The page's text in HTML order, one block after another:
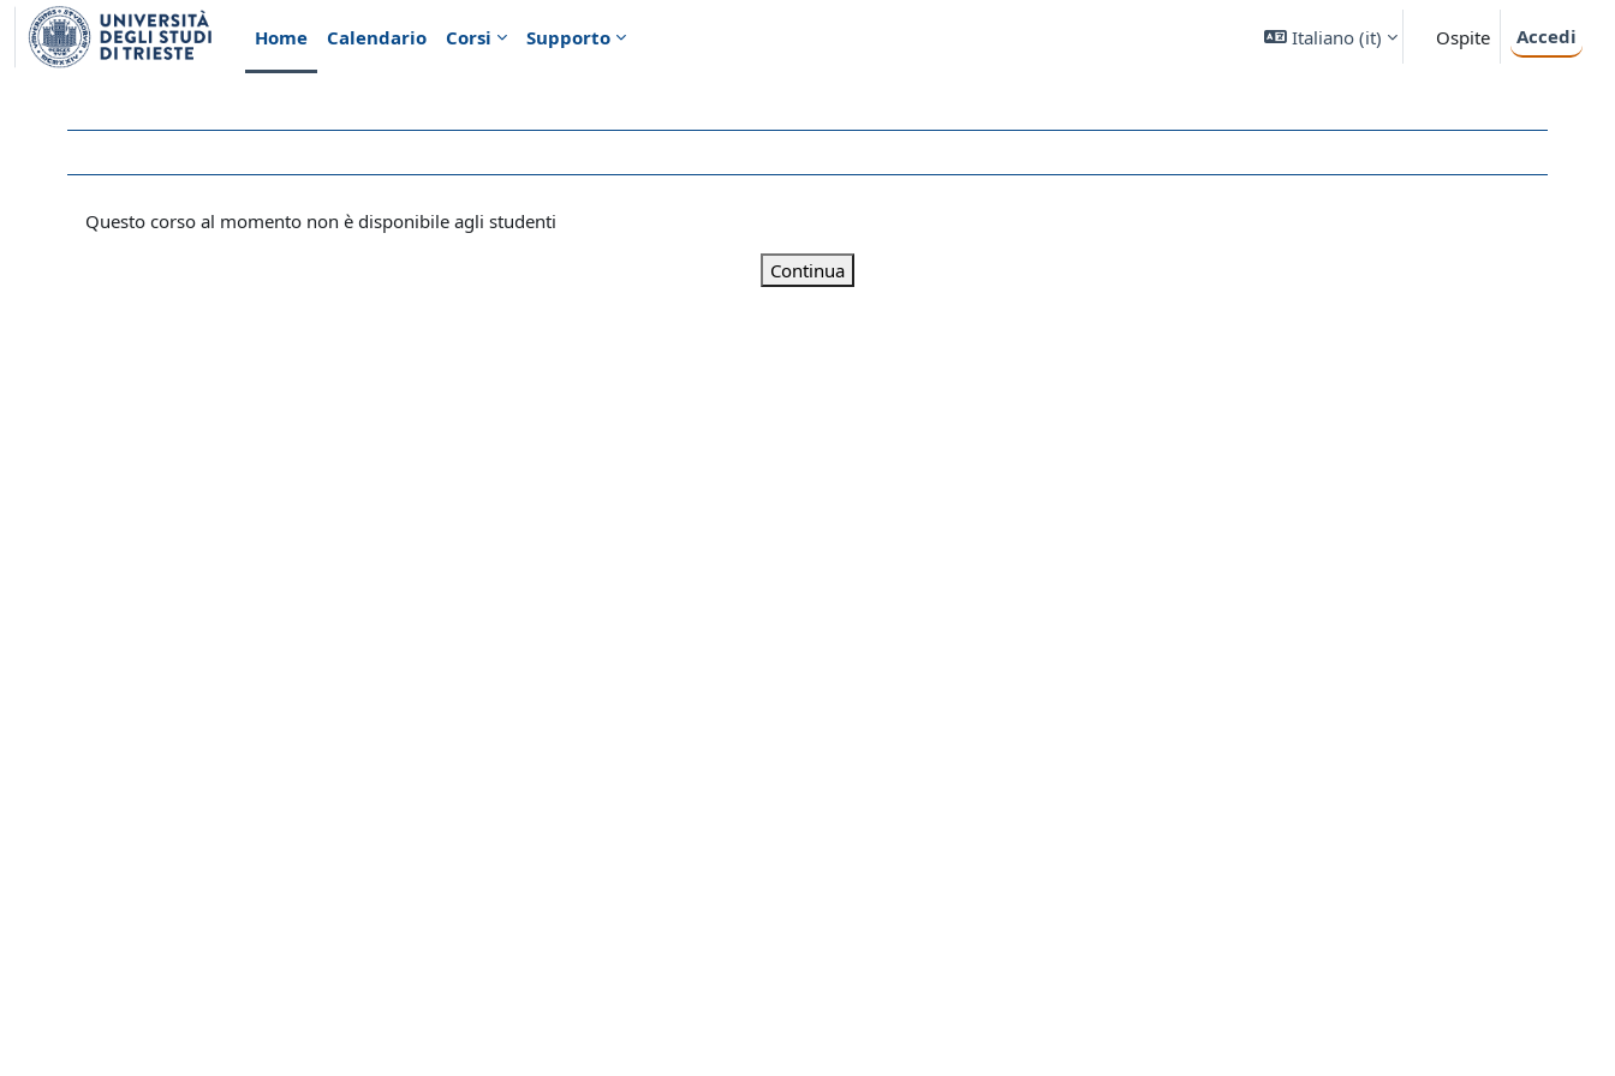
Vai al contenuto principale
Home
Calendario Corsi Supporto Italiano ‎(it)‎ Ospite Accedi
Questo corso al momento non è disponibile agli studenti
Continua